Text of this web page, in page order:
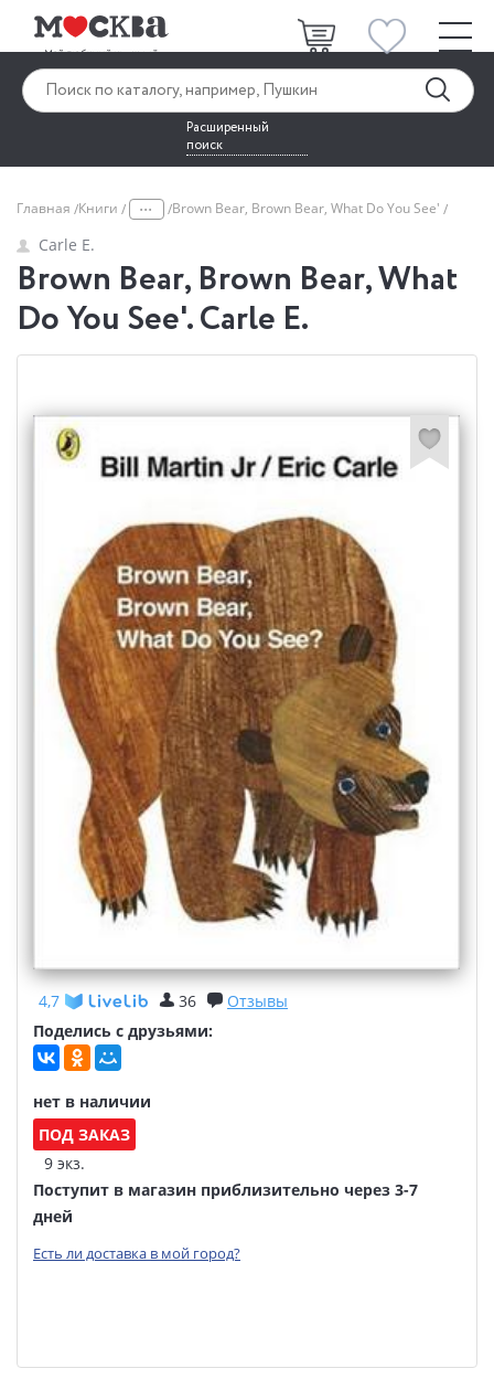
Расширенный
поиск
Главная Книги ... Brown Bear, Brown Bear, What Do You See'
Carle E.
Brown Bear, Brown Bear, What
Do You See'. Carle E.
4,7 36
Отзывы
Поделись с друзьями:
нет в наличии
ПОД ЗАКАЗ
9 экз.
Поступит в магазин приблизительно через 3-7
дней
Есть ли доставка в мой город?